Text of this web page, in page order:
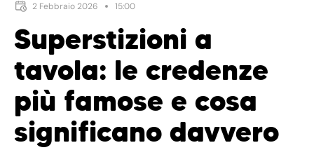
2 Febbraio 2026 15:00
Superstizioni a
tavola: le credenze
più famose e cosa
significano davvero